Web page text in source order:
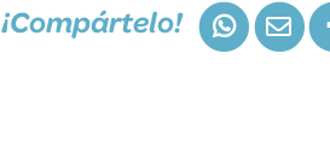
¡Compártelo!